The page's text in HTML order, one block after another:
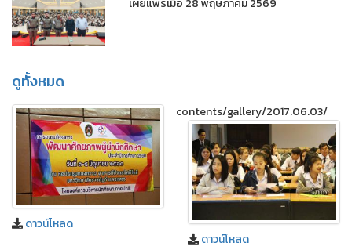
เผยแพร่เมื่อ 28 พฤษภาคม 2569
ดูทั้งหมด
contents/gallery/2017.06.03/
ดาวน์โหลด
ดาวน์โหลด